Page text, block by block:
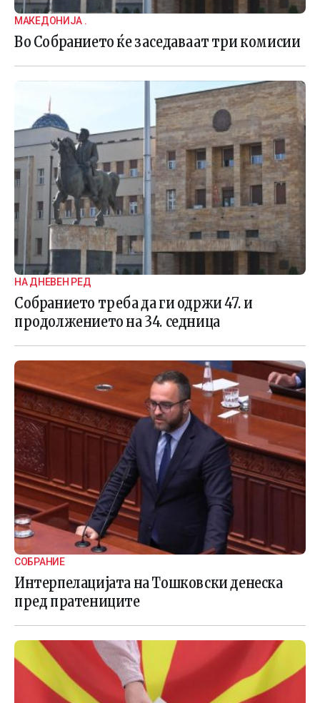
МАКЕДОНИЈА .
Во Собранието ќе заседаваат три комисии
НА ДНЕВЕН РЕД
Собранието треба да ги одржи 47. и
продолжението на 34. седница
СОБРАНИЕ
Интерпелацијата на Тошковски денеска
пред пратениците